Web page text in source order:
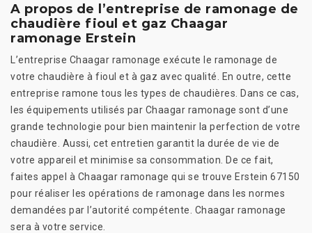
A propos de l’entreprise de ramonage de
chaudière fioul et gaz Chaagar
ramonage Erstein
L’entreprise Chaagar ramonage exécute le ramonage de
votre chaudière à fioul et à gaz avec qualité. En outre, cette
entreprise ramone tous les types de chaudières. Dans ce cas,
les équipements utilisés par Chaagar ramonage sont d’une
grande technologie pour bien maintenir la perfection de votre
chaudière. Aussi, cet entretien garantit la durée de vie de
votre appareil et minimise sa consommation. De ce fait,
faites appel à Chaagar ramonage qui se trouve Erstein 67150
pour réaliser les opérations de ramonage dans les normes
demandées par l’autorité compétente. Chaagar ramonage
sera à votre service.